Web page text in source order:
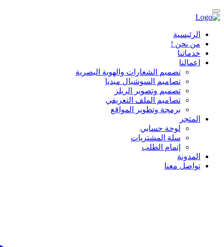
الرئيسية
من نحن !
خدماتنا
اعمالنا
تصميم الشعارات والهوية البصرية
تصاميم السوشيال ميديا
تصميم وتصوير الريلز
تصاميم الملف التعريفي
برمجة وتطوير المواقع
المتجر
لوحة حسابي
سلة المشتريات
إتمام الطلب
المدونة
تواصل معنا